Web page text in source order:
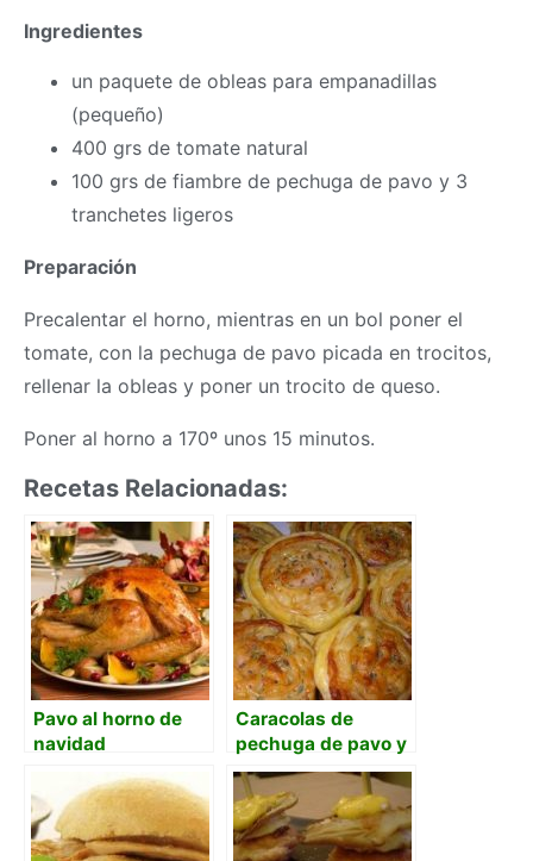
Ingredientes
un paquete de obleas para empanadillas
(pequeño)
400 grs de tomate natural
100 grs de fiambre de pechuga de pavo y 3
tranchetes ligeros
Preparación
Precalentar el horno, mientras en un bol poner el
tomate, con la pechuga de pavo picada en trocitos,
rellenar la obleas y poner un trocito de queso.
Poner al horno a 170º unos 15 minutos.
Recetas Relacionadas:
Pavo al horno de
navidad
Caracolas de
pechuga de pavo y
queso.